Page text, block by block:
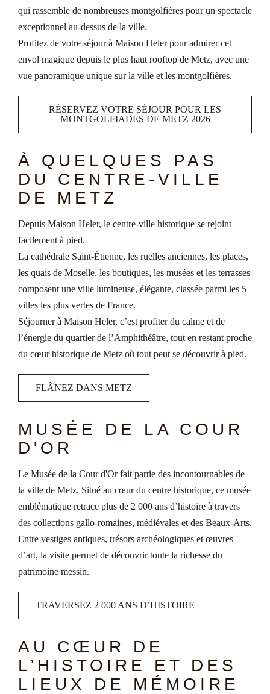
qui rassemble de nombreuses montgolfières pour un spectacle
exceptionnel au-dessus de la ville.
Profitez de votre séjour à Maison Heler pour admirer cet
envol magique depuis le plus haut rooftop de Metz, avec une
vue panoramique unique sur la ville et les montgolfières.
RÉSERVEZ VOTRE SÉJOUR POUR LES
MONTGOLFIADES DE METZ 2026
À QUELQUES PAS
DU CENTRE-VILLE
DE METZ
Depuis Maison Heler, le centre-ville historique se rejoint
facilement à pied.
La cathédrale Saint-Étienne, les ruelles anciennes, les places,
les quais de Moselle, les boutiques, les musées et les terrasses
composent une ville lumineuse, élégante, classée parmi les 5
villes les plus vertes de France.
Séjourner à Maison Heler, c’est profiter du calme et de
l’énergie du quartier de l’Amphithéâtre, tout en restant proche
du cœur historique de Metz où tout peut se découvrir à pied.
FLÂNEZ DANS METZ
MUSÉE DE LA COUR
D'OR
Le Musée de la Cour d'Or fait partie des incontournables de
la ville de Metz. Situé au cœur du centre historique, ce musée
emblématique retrace plus de 2 000 ans d’histoire à travers
des collections gallo-romaines, médiévales et des Beaux-Arts.
Entre vestiges antiques, trésors archéologiques et œuvres
d’art, la visite permet de découvrir toute la richesse du
patrimoine messin.
TRAVERSEZ 2 000 ANS D’HISTOIRE
AU CŒUR DE
L’HISTOIRE ET DES
LIEUX DE MÉMOIRE